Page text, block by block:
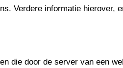
Verdere informatie
die door de server van een